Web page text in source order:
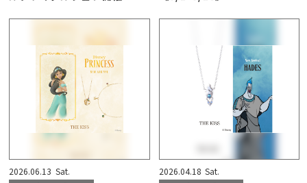
2026.06.13 Sat.
2026.04.18 Sat.